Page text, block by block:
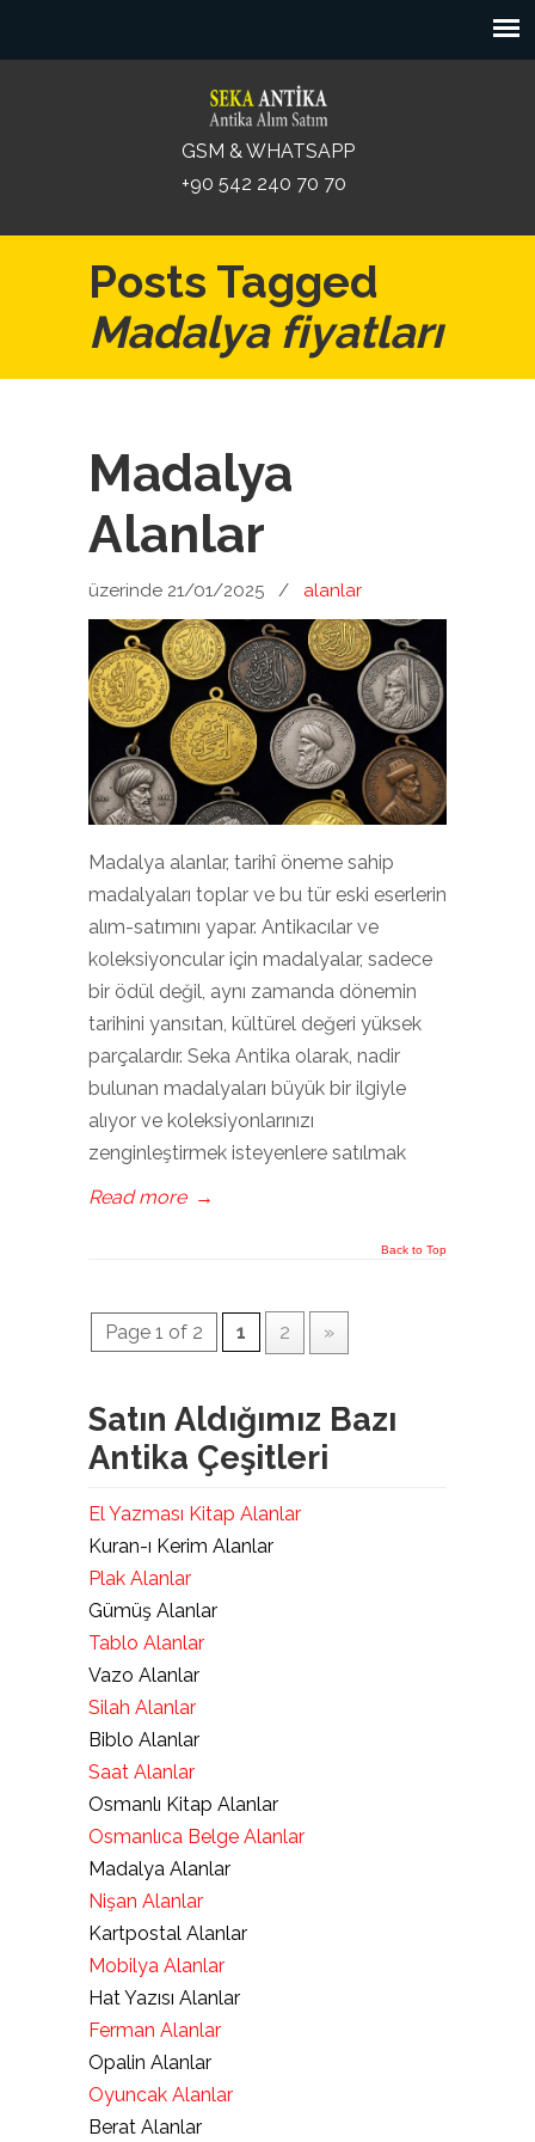
GSM & WHATSAPP
+90 542 240 70 70
Posts Tagged
Madalya fiyatları
Madalya
Alanlar
üzerinde 21/01/2025 / alanlar
Madalya alanlar, tarihî öneme sahip
madalyaları toplar ve bu tür eski eserlerin
alım-satımını yapar. Antikacılar ve
koleksiyoncular için madalyalar, sadece
bir ödül değil, aynı zamanda dönemin
tarihini yansıtan, kültürel değeri yüksek
parçalardır. Seka Antika olarak, nadir
bulunan madalyaları büyük bir ilgiyle
alıyor ve koleksiyonlarınızı
zenginleştirmek isteyenlere satılmak
Read more →
Back to Top
Page 1 of 2 1 2 »
Satın Aldığımız Bazı
Antika Çeşitleri
El Yazması Kitap Alanlar
Kuran-ı Kerim Alanlar
Plak Alanlar
Gümüş Alanlar
Tablo Alanlar
Vazo Alanlar
Silah Alanlar
Biblo Alanlar
Saat Alanlar
Osmanlı Kitap Alanlar
Osmanlıca Belge Alanlar
Madalya Alanlar
Nişan Alanlar
Kartpostal Alanlar
Mobilya Alanlar
Hat Yazısı Alanlar
Ferman Alanlar
Opalin Alanlar
Oyuncak Alanlar
Berat Alanlar